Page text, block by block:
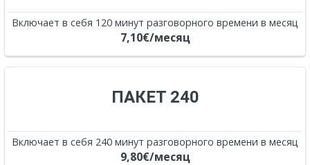
Включает в себя 120 минут разговорного времени в месяц
7,10€/месяц
ПАКЕТ 240
Включает в себя 240 минут разговорного времени в месяц
9,80€/месяц